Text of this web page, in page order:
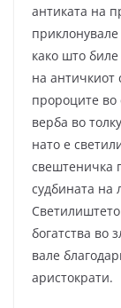
антиката на
како што биле
на античкиот
пророците во
верба во
нато е
свештеничка
судбината на
богатства во
вале
аристократи.